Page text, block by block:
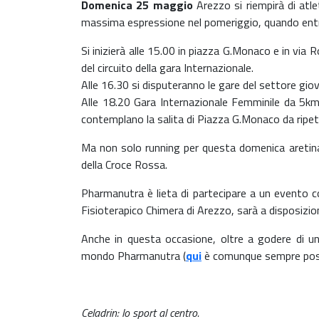
Domenica 25 maggioArezzo si riempirà di
massima espressione nel pomeriggio, quando
Si inizierà alle 15.00 in piazza G.Monaco e in
del circuito della gara Internazionale.
Alle 16.30 si disputeranno le gare del settore
Alle 18.20 Gara Internazionale Femminile da
contemplano la salita di Piazza G.Monaco da
Ma non solo running per questa domenica
della Croce Rossa.
Pharmanutra è lieta di partecipare a un
Fisioterapico Chimera di Arezzo, sarà a
Anche in questa occasione, oltre a godere di
mondo Pharmanutra (quiè comunque sempre
Celadrin: lo sport al centro.